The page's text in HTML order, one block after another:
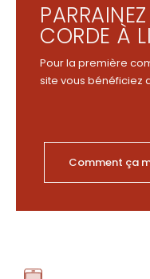
CORDE À
Pour la première
site vous bénéficiez
Comment ça